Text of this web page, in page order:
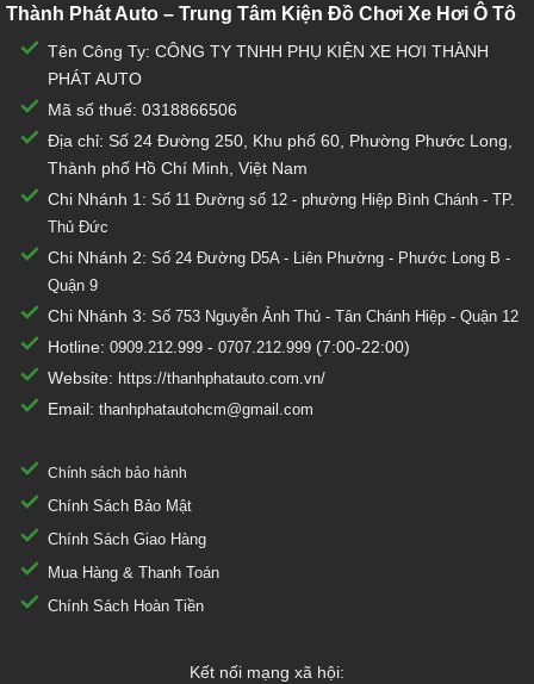
Thành Phát Auto – Trung Tâm Kiện Đồ Chơi Xe Hơi Ô Tô
Tên Công Ty: CÔNG TY TNHH PHỤ KIỆN XE HƠI THÀNH
PHÁT AUTO
Mã số thuế: 0318866506
Địa chỉ: Số 24 Đường 250, Khu phố 60, Phường Phước Long,
Thành phố Hồ Chí Minh, Việt Nam
Chi Nhánh 1: Số 11 Đường số 12 - phường Hiệp Bình Chánh - TP.
Thủ Đức
Chi Nhánh 2: Số 24 Đường D5A - Liên Phường - Phước Long B -
Quận 9
Chi Nhánh 3: Số 753 Nguyễn Ảnh Thủ - Tân Chánh Hiệp - Quận 12
Hotline: 0909.212.999 - 0707.212.999 (7:00-22:00)
Website: https://thanhphatauto.com.vn/
Email: thanhphatautohcm@gmail.com
Chính sách bảo hành
Chính Sách Bảo Mật
Chính Sách Giao Hàng
Mua Hàng & Thanh Toán
Chính Sách Hoàn Tiền
Kết nối mạng xã hội: